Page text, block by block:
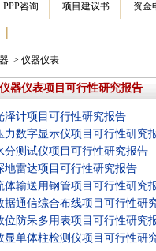
PPP咨询 项目建议书 资金
> 仪器仪表
仪器仪表项目可行性研究报告
泽计项目可行性研究报告
力数字显示仪项目可行性研究
分测试仪项目可行性研究报告
地雷达项目可行性研究报告
体输送用钢管项目可行性研究
据通信综合布线项目可行性研
位防呆多用表项目可行性研究
显单体柱检测仪项目可行性研